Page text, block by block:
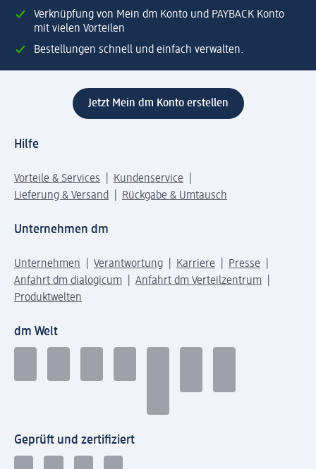
Verknüpfung von Mein dm Konto und PAYBACK Konto
mit vielen Vorteilen
Bestellungen schnell und einfach verwalten.
Jetzt Mein dm Konto erstellen
Hilfe
Vorteile & Services
Kundenservice
Lieferung & Versand
Rückgabe & Umtausch
Unternehmen dm
Unternehmen Verantwortung Karriere
Presse
Anfahrt dm dialogicum
Anfahrt dm Verteilzentrum
Produktwelten
dm Welt
Geprüft und zertifiziert